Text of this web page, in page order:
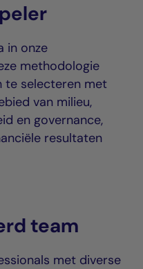
in onze
methodologie
te selecteren met
van milieu,
en governance,
resultaten
team
met diverse